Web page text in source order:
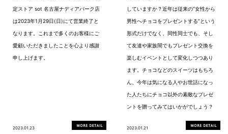
定ストア sot 名古屋ナディアパーク店
は2023年1月29日(日)にて営業終了と
なります。これまで多くのお客様にご
愛顧いただきましたことを心より感謝
申し上げます。
2023.01.23
していますか？近年は従来の“女性から
男性へチョコをプレゼントする”という
形式だけでなく、同性同士でも、そし
て友達や家族間でもプレゼント交換を
楽しむイベントとして変化しつつあり
ます。チョコなどのスイーツはもちろ
ん、今年は気になる人やお世話になっ
た人たちにチョコ以外の素敵なプレゼ
ントを贈ってみてはいかがでしょう？
2023.01.21